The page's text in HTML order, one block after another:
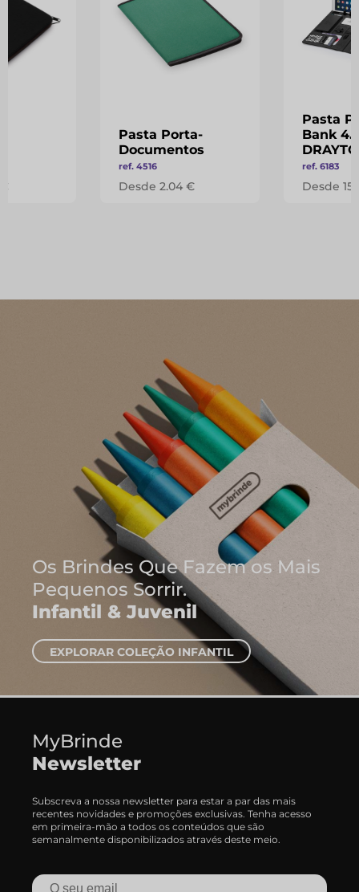
Pasta Porta-
Documentos
ref. 4516
Desde 2.04 €
Pasta
Bank
ref. 6183
Desde
Onde
Cadernos
EXPLORAR
MyBrinde
Newsletter
Subscreva a nossa newsletter para estar a par das mais
recentes novidades e promoções exclusivas. Tenha acesso
em primeira-mão a todos os conteúdos que são
semanalmente disponibilizados através deste meio.